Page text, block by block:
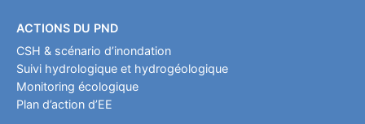
ACTIONS DU PND
CSH & scénario d’inondation
Suivi hydrologique et hydrogéologique
Monitoring écologique
Plan d’action d’EE